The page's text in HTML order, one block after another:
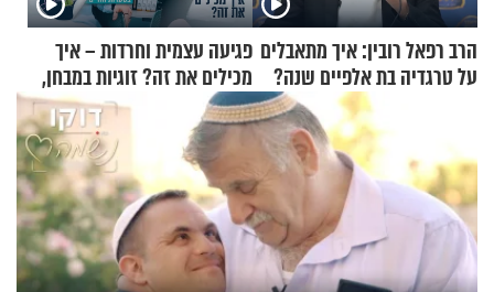
הרב רפאל רובין: איך מתאבלים
על טרגדיה בת אלפיים שנה?
פגיעה עצמית וחרדות – איך
מכילים את זה? זוגיות במבחן,
הפעם עם יהודית ואלתר כהן